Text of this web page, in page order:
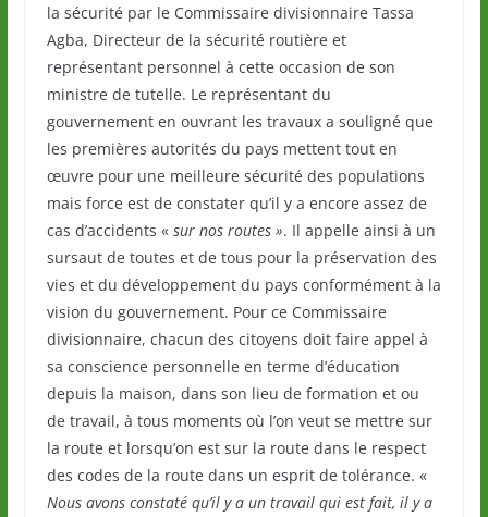
la sécurité par le Commissaire divisionnaire Tassa
Agba, Directeur de la sécurité routière et
représentant personnel à cette occasion de son
ministre de tutelle. Le représentant du
gouvernement en ouvrant les travaux a souligné que
les premières autorités du pays mettent tout en
œuvre pour une meilleure sécurité des populations
mais force est de constater qu’il y a encore assez de
cas d’accidents «sur nos routes ». Il appelle ainsi à un
sursaut de toutes et de tous pour la préservation des
vies et du développement du pays conformément à la
vision du gouvernement. Pour ce Commissaire
divisionnaire, chacun des citoyens doit faire appel à
sa conscience personnelle en terme d’éducation
depuis la maison, dans son lieu de formation et ou
de travail, à tous moments où l’on veut se mettre sur
la route et lorsqu’on est sur la route dans le respect
des codes de la route dans un esprit de tolérance. «
Nous avons constaté qu’il y a un travail qui est fait, il y a